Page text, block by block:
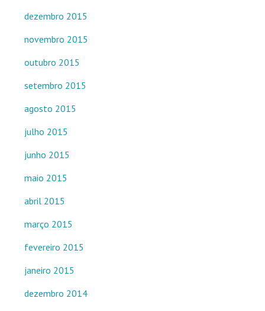
dezembro 2015
novembro 2015
outubro 2015
setembro 2015
agosto 2015
julho 2015
junho 2015
maio 2015
abril 2015
março 2015
fevereiro 2015
janeiro 2015
dezembro 2014